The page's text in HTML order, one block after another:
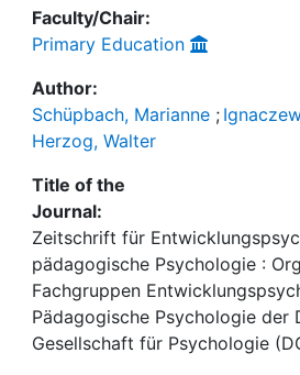
Faculty/Chair:
Primary Education
Author:
Schüpbach, Marianne ;
Herzog, Walter
Title of the
Journal:
Zeitschrift für
pädagogische Psychologie :
Fachgruppen
Pädagogische Psychologie der
Gesellschaft für Psychologie